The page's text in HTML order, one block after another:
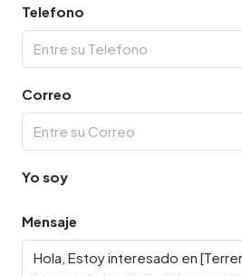
Telefono
Correo
Yo soy
Mensaje